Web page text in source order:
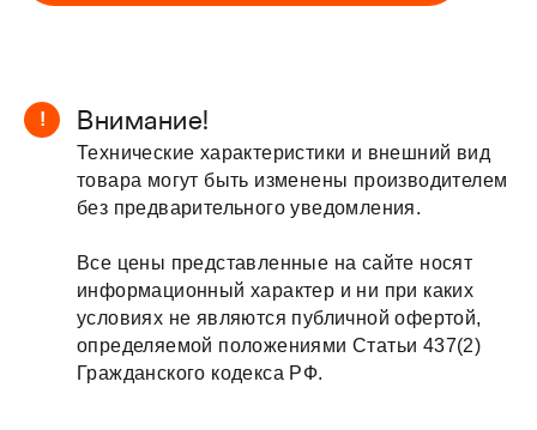
! Внимание!
Технические характеристики и внешний вид
товара могут быть изменены производителем
без предварительного уведомления.
Все цены представленные на сайте носят
информационный характер и ни при каких
условиях не являются публичной офертой,
определяемой положениями Статьи 437(2)
Гражданского кодекса РФ.